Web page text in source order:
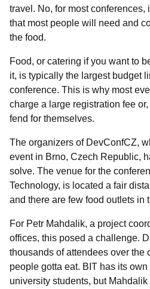
travel. No, for most conferences,
that most people will need and
the food.
Food, or catering if you want to
it, is typically the largest budget
conference. This is why most
charge a large registration fee
fend for themselves.
The organizers of DevConfCZ,
event in Brno, Czech Republic,
solve. The venue for the
Technology, is located a fair
and there are few food outlets in
For Petr Mahdalik, a project
offices, this posed a challenge.
thousands of attendees over the
people gotta eat. BIT has its
university students, but